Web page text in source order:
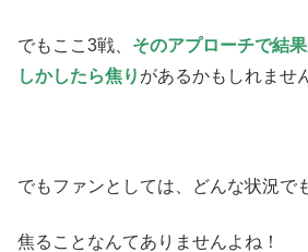
でもここ3戦、 そのアプローチで結
しかしたら焦り があるかもしれませ
でもファンとしては、どんな状況で
焦ることなんてありませんよね！